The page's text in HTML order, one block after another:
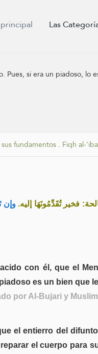
Las
si era un piadoso, lo
fundamentos. Fiqh al-
فخير تُقَدِّمُونَهَا إليه. وإن
con él, que el
es un bien que
por Al-Bujari y
el entierro del
el cuerpo para